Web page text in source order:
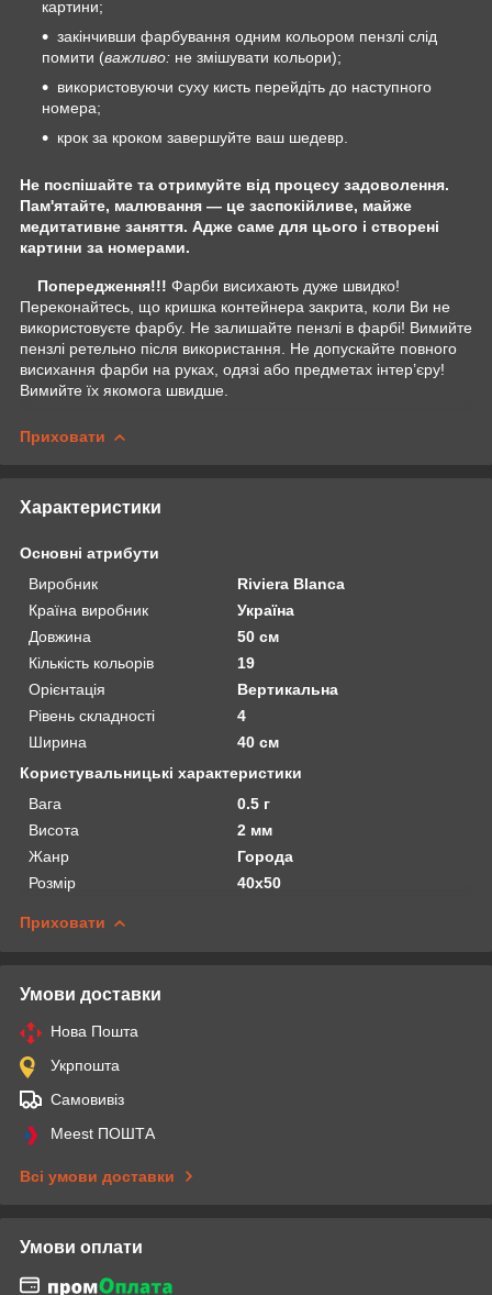
картини;
закінчивши фарбування одним кольором пензлі слід
помити (важливо: не змішувати кольори);
використовуючи суху кисть перейдіть до наступного
номера;
крок за кроком завершуйте ваш шедевр.
Не поспішайте та отримуйте від процесу задоволення.
Пам'ятайте, малювання — це заспокійливе, майже
медитативне заняття. Адже саме для цього і створені
картини за номерами.
Попередження!!! Фарби висихають дуже швидко!
Переконайтесь, що кришка контейнера закрита, коли Ви не
використовуєте фарбу. Не залишайте пензлі в фарбі! Вимийте
пензлі ретельно після використання. Не допускайте повного
висихання фарби на руках, одязі або предметах інтер’єру!
Вимийте їх якомога швидше.
Приховати
Характеристики
Основні атрибути
Виробник
Riviera Blanca
Країна виробник
Україна
Довжина
50 см
Кількість кольорів
19
Орієнтація
Вертикальна
Рівень складності
4
Ширина
40 см
Користувальницькі характеристики
Вага
0.5 г
Висота
2 мм
Жанр
Города
Розмір
40х50
Приховати
Умови доставки
Нова Пошта
Укрпошта
Самовивіз
Meest ПОШТА
Всі умови доставки
Умови оплати